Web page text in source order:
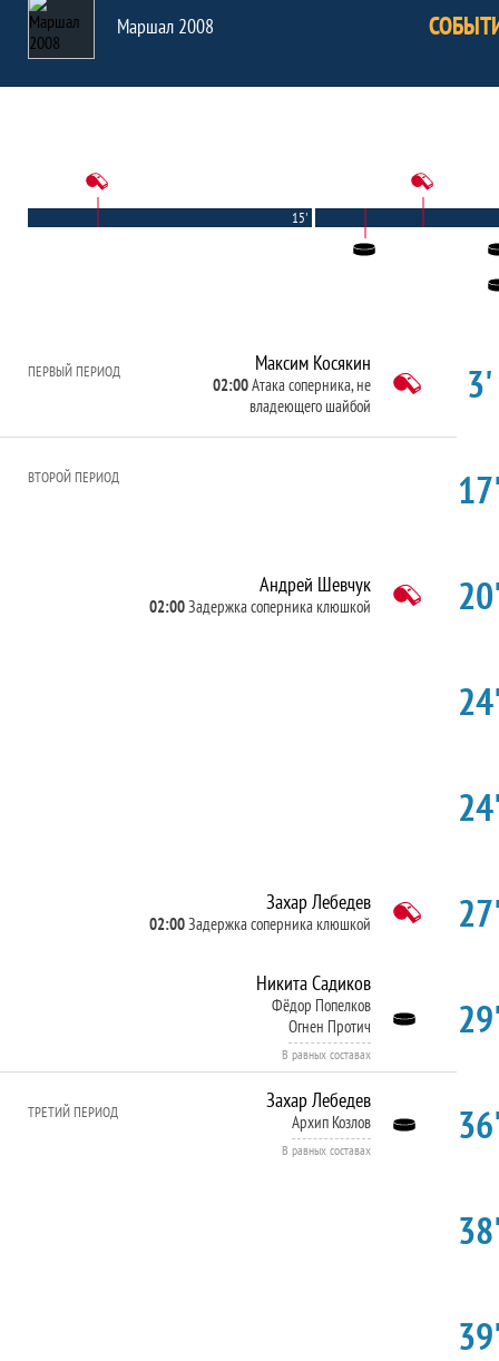
Маршал 2008
15'
ПЕРВЫЙ ПЕРИОД Максим Косякин
02:00Атака соперника, не
владеющего шайбой
ВТОРОЙ ПЕРИОД
Андрей Шевчук
02:00Задержка соперника клюшкой
Захар Лебедев
02:00Задержка соперника клюшкой
Никита Садиков
Фёдор Попелков
Огнен Протич
В равных составах
ТРЕТИЙ ПЕРИОД Захар Лебедев
Архип Козлов
В равных составах